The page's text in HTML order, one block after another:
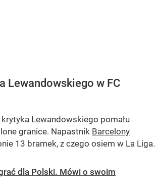
Lewandowskiego w FC
krytyka Lewandowskiego pomału
granice. Napastnik Barcelony
13 bramek, z czego osiem w La Liga.
dla Polski. Mówi o swoim